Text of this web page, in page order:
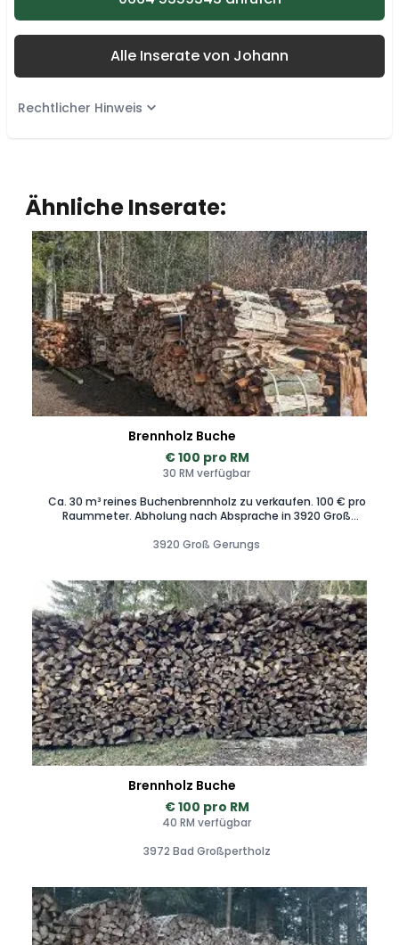
Alle Inserate von Johann
Rechtlicher Hinweis
Ähnliche Inserate:
Brennholz Buche
€ 100 pro RM
30 RM verfügbar
Ca. 30 m³ reines Buchenbrennholz zu verkaufen. 100 € pro
Raummeter. Abholung nach Absprache in 3920 Groß
3920 Groß Gerungs
Brennholz Buche
€ 100 pro RM
40 RM verfügbar
3972 Bad Großpertholz